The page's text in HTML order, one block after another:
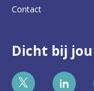
Contact
Dicht bij jou
Bekijk Bekijk